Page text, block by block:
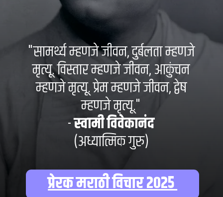
प्रेरक मराठी विचार २०२५
"सामर्थ्य म्हणजे जीवन, दुर्बलता म्हणजे
मृत्यू. विस्तार म्हणजे जीवन, आकुंचन
म्हणजे मृत्यू. प्रेम म्हणजे जीवन, द्वेष
म्हणजे मृत्यू."
-स्वामी विवेकानंद
(अध्यात्मिक गुरु)